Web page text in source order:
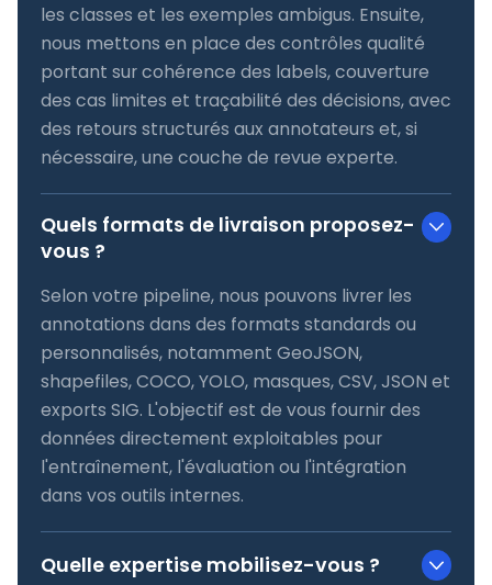
les classes et les exemples ambigus. Ensuite,
nous mettons en place des contrôles qualité
portant sur cohérence des labels, couverture
des cas limites et traçabilité des décisions, avec
des retours structurés aux annotateurs et, si
nécessaire, une couche de revue experte.
Quels formats de livraison proposez-
vous ?
Selon votre pipeline, nous pouvons livrer les
annotations dans des formats standards ou
personnalisés, notamment GeoJSON,
shapefiles, COCO, YOLO, masques, CSV, JSON et
exports SIG. L'objectif est de vous fournir des
données directement exploitables pour
l'entraînement, l'évaluation ou l'intégration
dans vos outils internes.
Quelle expertise mobilisez-vous ?